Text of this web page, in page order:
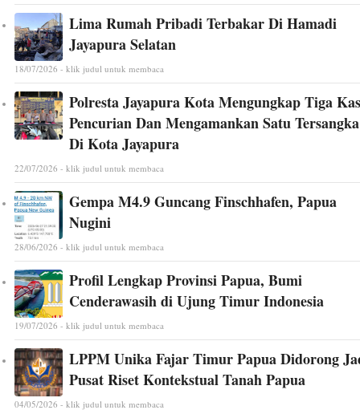
Lima Rumah Pribadi Terbakar Di Hamadi
Jayapura Selatan
18/07/2026 - klik judul untuk membaca
Polresta Jayapura Kota Mengungkap Tiga
Pencurian Dan Mengamankan Satu Tersangka
Di Kota Jayapura
22/07/2026 - klik judul untuk membaca
Gempa M4.9 Guncang Finschhafen, Papua
Nugini
28/06/2026 - klik judul untuk membaca
Profil Lengkap Provinsi Papua, Bumi
Cenderawasih di Ujung Timur Indonesia
19/07/2026 - klik judul untuk membaca
LPPM Unika Fajar Timur Papua Didorong
Pusat Riset Kontekstual Tanah Papua
04/05/2026 - klik judul untuk membaca